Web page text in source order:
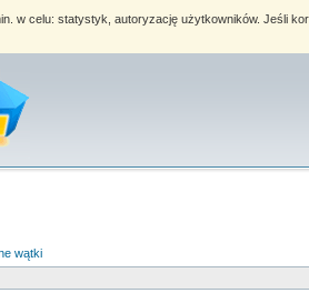
w celu: statystyk, autoryzację użytkowników. Jeśli
wątki